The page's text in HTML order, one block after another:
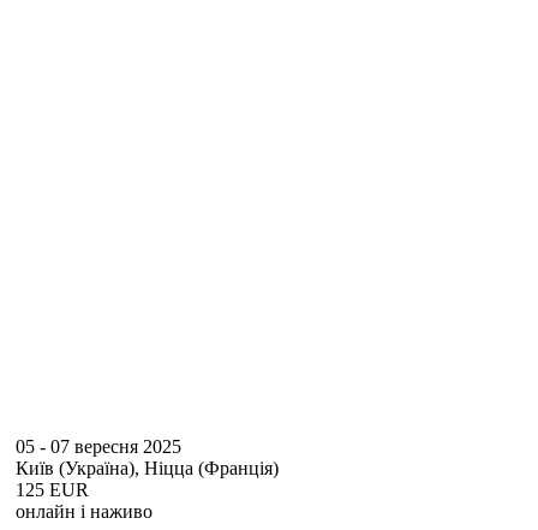
05 - 07 вересня 2025
Київ (Україна), Ніцца (Франція)
125 EUR
онлайн і наживо